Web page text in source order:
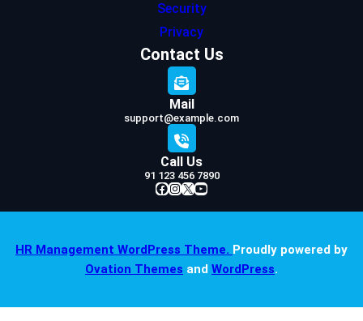
Security
Privacy
Contact Us
Mail
support@example.com
Call Us
91 123 456 7890
Facebook InstagramX YouTube
HR Management WordPress Theme. Proudly powered by
Ovation Themes and WordPress.